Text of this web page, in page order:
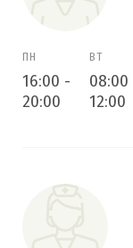
ПН
16:00 -
20:00
ВТ
08:00
12:00